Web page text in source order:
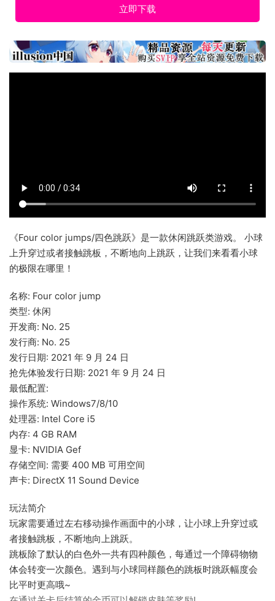
立即下载
《Four color jumps/四色跳跃》是一款休闲跳跃类游戏。 小球
上升穿过或者接触跳板，不断地向上跳跃，让我们来看看小球
的极限在哪里！
名称: Four color jump
类型: 休闲
开发商: No. 25
发行商: No. 25
发行日期: 2021 年 9 月 24 日
抢先体验发行日期: 2021 年 9 月 24 日
最低配置:
操作系统: Windows7/8/10
处理器: Intel Core i5
内存: 4 GB RAM
显卡: NVIDIA Gef
存储空间: 需要 400 MB 可用空间
声卡: DirectX 11 Sound Device
玩法简介
玩家需要通过左右移动操作画面中的小球，让小球上升穿过或
者接触跳板，不断地向上跳跃。
跳板除了默认的白色外一共有四种颜色，每通过一个障碍物物
体会转变一次颜色。遇到与小球同样颜色的跳板时跳跃幅度会
比平时更高哦~